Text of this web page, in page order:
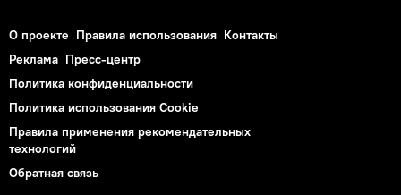
О проекте Правила использования Контакты
Реклама Пресс-центр
Политика конфиденциальности
Политика использования Cookie
Правила применения рекомендательных
технологий
Обратная связь